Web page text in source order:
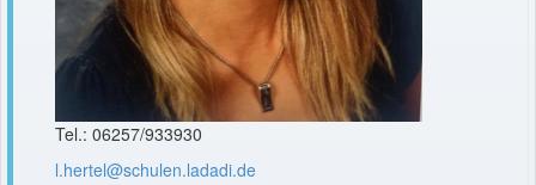
Tel.: 06257/933930
l.hertel@schulen.ladadi.de